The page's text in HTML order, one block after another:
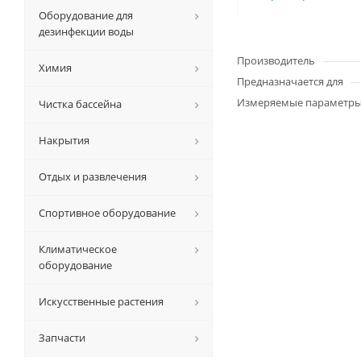
Производитель
Предназначается для
Измеряемые
Оборудование для
дезинфекции воды
Химия
Чистка бассейна
Накрытия
Отдых и развлечения
Спортивное оборудование
Климатическое
оборудование
Искусственные растения
Запчасти